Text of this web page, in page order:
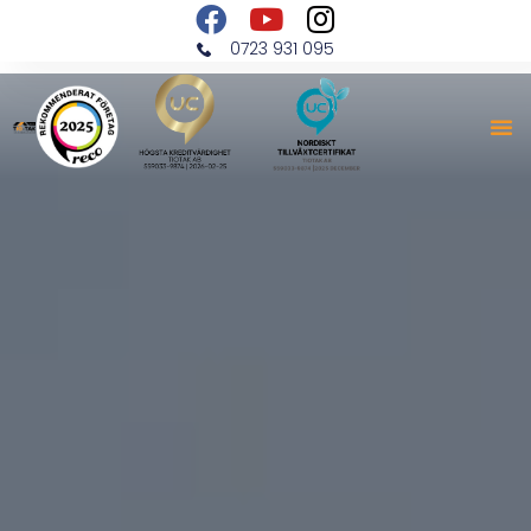
0723 931 095